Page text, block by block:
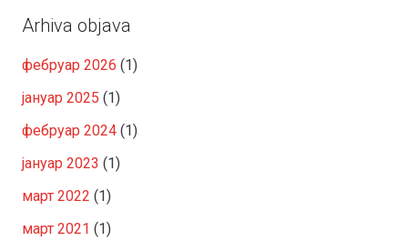
Arhiva objava
фебруар 2026 (1)
јануар 2025 (1)
фебруар 2024 (1)
јануар 2023 (1)
март 2022 (1)
март 2021 (1)